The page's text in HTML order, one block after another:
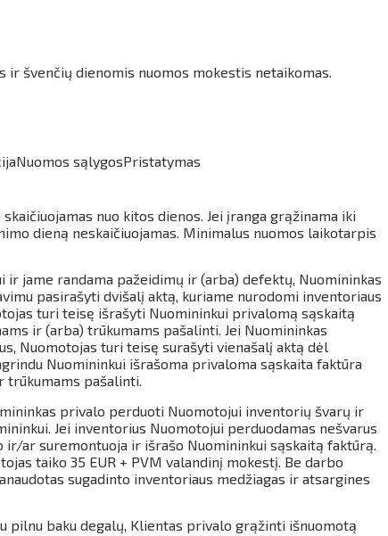
ir švenčių dienomis nuomos mokestis netaikomas.
Nuomos sąlygosPristatymas
nuo kitos dienos. Jei įranga grąžinama iki
dieną neskaičiuojamas. Minimalus nuomos laikotarpis
ir jame randama pažeidimų ir (arba) defektų, Nuomininkas
pasirašyti dvišalį aktą, kuriame nurodomi inventoriaus
turi teisę išrašyti Nuomininkui privalomą sąskaitą
ir (arba) trūkumams pašalinti. Jei Nuomininkas
Nuomotojas turi teisę surašyti vienašalį aktą dėl
Nuomininkui išrašoma privaloma sąskaita faktūra
trūkumams pašalinti.
privalo perduoti Nuomotojui inventorių švarų ir
Jei inventorius Nuomotojui perduodamas nešvarus
ar suremontuoja ir išrašo Nuomininkui sąskaitą faktūrą.
taiko 35 EUR + PVM valandinį mokestį. Be darbo
sugadinto inventoriaus medžiagas ir atsargines
pilnu baku degalų, Klientas privalo grąžinti išnuomotą